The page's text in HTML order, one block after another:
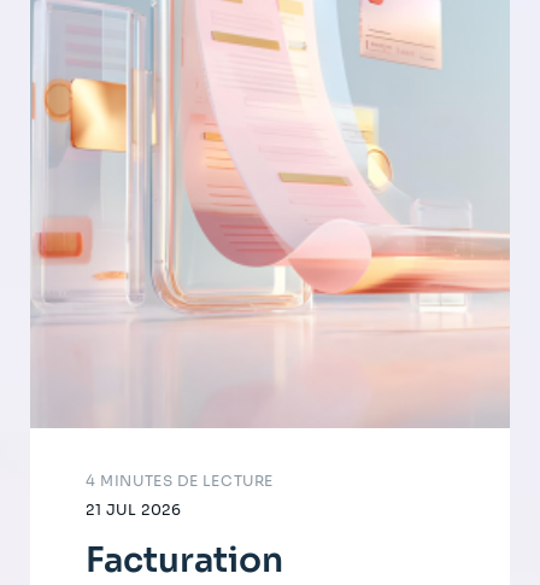
21 JUL 2026
4 MINUTES DE LECTURE
Facturation